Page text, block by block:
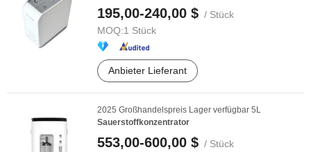
Familiengesundheitsversorgung ...
195,00-240,00 $ / Stück
MOQ:1 Stück
Anbieter Lieferant
2025 Großhandelspreis Lager verfügbar 5L
Sauerstoffkonzentrator
553,00-600,00 $ / Stück